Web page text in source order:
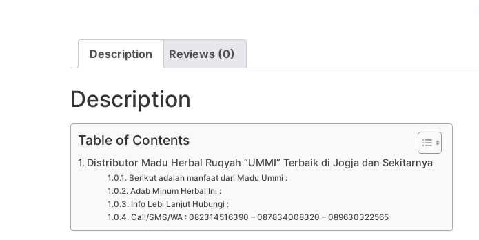
Description Reviews (0)
Description
Table of Contents
Distributor Madu Herbal Ruqyah “UMMI” Terbaik di Jogja dan Sekitarnya
Berikut adalah manfaat dari Madu Ummi :
Adab Minum Herbal Ini :
Info Lebi Lanjut Hubungi :
Call/SMS/WA : 082314516390 – 087834008320 – 089630322565